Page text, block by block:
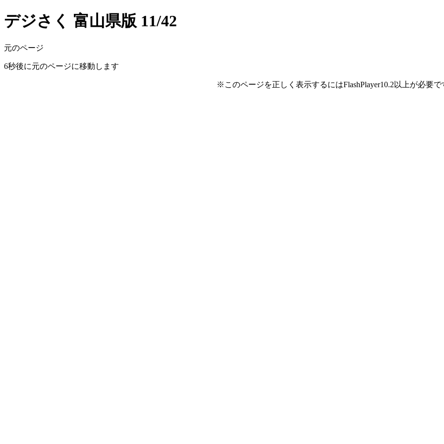
デジさく 富山県版 11/42
元のページ
6秒後に元のページに移動します
※このページを正しく表示するにはFlashPlayer10.2以上が必要で